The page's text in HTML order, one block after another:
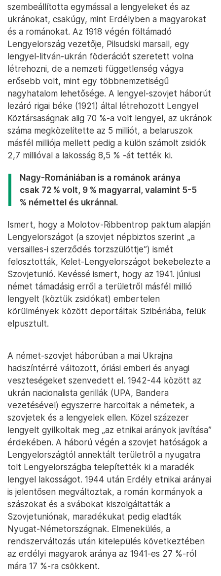
szembeállította egymással a lengyeleket és az
ukránokat, csakúgy, mint Erdélyben a magyarokat
és a románokat. Az 1918 végén föltámadó
Lengyelország vezetője, Pilsudski marsall, egy
lengyel-litván-ukrán föderációt szeretett volna
létrehozni, de a nemzeti függetlenség vágya
erősebb volt, mint egy többnemzetiségű
nagyhatalom lehetősége. A lengyel-szovjet háborút
lezáró rigai béke (1921) által létrehozott Lengyel
Köztársaságnak alig 70 %-a volt lengyel, az ukránok
száma megközelítette az 5 milliót, a belaruszok
másfél milliója mellett pedig a külön számolt zsidók
2,7 millióval a lakosság 8,5 % -át tették ki.
Nagy-Romániában is a románok aránya
csak 72 % volt, 9 % magyarral, valamint 5-5
% némettel és ukránnal.
Ismert, hogy a Molotov-Ribbentrop paktum alapján
Lengyelországot (a szovjet népbiztos szerint „a
versailles-i szerződés torzszülöttje”) ismét
felosztották, Kelet-Lengyelországot bekebelezte a
Szovjetunió. Kevéssé ismert, hogy az 1941. júniusi
német támadásig erről a területről másfél millió
lengyelt (köztük zsidókat) embertelen
körülmények között deportáltak Szibériába, felük
elpusztult.
A német-szovjet háborúban a mai Ukrajna
hadszíntérré változott, óriási emberi és anyagi
veszteségeket szenvedett el. 1942-44 között az
ukrán nacionalista gerillák (UPA, Bandera
vezetésével) egyszerre harcoltak a németek, a
szovjetek és a lengyelek ellen. Közel százezer
lengyelt gyilkoltak meg „az etnikai arányok javítása”
érdekében. A háború végén a szovjet hatóságok a
Lengyelországtól annektált területről a nyugatra
tolt Lengyelországba telepítették ki a maradék
lengyel lakosságot. 1944 után Erdély etnikai arányai
is jelentősen megváltoztak, a román kormányok a
szászokat és a svábokat kiszolgáltatták a
Szovjetuniónak, maradékukat pedig eladták
Nyugat-Németországnak. Elmenekülés, a
rendszerváltozás után kitelepülés következtében
az erdélyi magyarok aránya az 1941-es 27 %-ról
mára 17 %-ra csökkent.